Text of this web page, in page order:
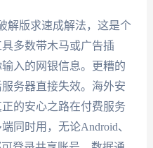
解版求速成解法，这是个
多数带木马或广告插
入的网银信息。更糟的
务器直接失效。海外安
的安心之路在付费服务
同时用，无论Android、